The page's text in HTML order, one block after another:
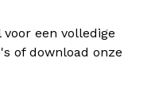
een volledige
of download onze